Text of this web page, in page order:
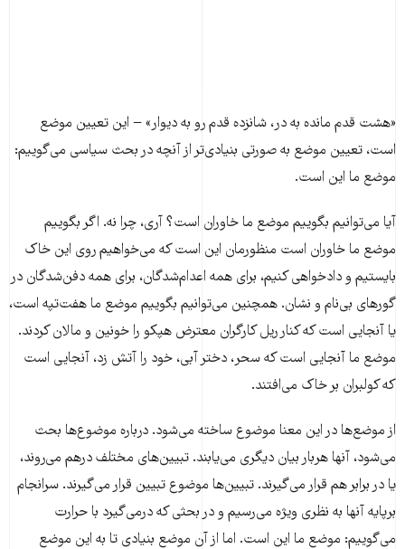
«هشت قدم مانده به در، شانزده قدم رو به ديوار» − این تعیین موضع
است، تعیین موضع به صورتی بنیادی‌تر از آنچه در بحث سیاسی می‌گوییم:
موضع ما این است.
آیا می‌توانیم بگوییم موضع ما خاوران است؟ آری، چرا نه. اگر بگوییم
موضع ما خاوران است منظورمان این است که می‌خواهیم روی این خاک
بایستیم و دادخواهی کنیم، برای همه اعدام‌شدگان، برای همه دفن‌شدگان در
گورهای بی‌نام و نشان. همچنین می‌توانیم بگوییم موضع ما هفت‌تپه است،
یا آنجایی است که کنار ریل کارگران معترض هپکو را خونین و مالان کردند.
موضع ما آنجایی است که سحر، دختر آبی، خود را آتش زد، آنجایی است
که کولبران بر خاک می‌افتند.
از موضع‌ها در این معنا موضوع ساخته می‌شود. درباره موضوع‌ها بحث
می‌شود، آنها هربار بیان دیگری می‌یابند. تبیین‌های مختلف درهم می‌روند،
یا در برابر هم قرار می‌گیرند. تبیین‌ها موضوع تبیین قرار می‌گیرند. سرانجام
برپایه آنها به نظری ویژه می‌رسیم و در بحثی که درمی‌گیرد با حرارت
می‌گوییم: موضع ما این است. اما از آن موضع بنیادی تا به این موضع